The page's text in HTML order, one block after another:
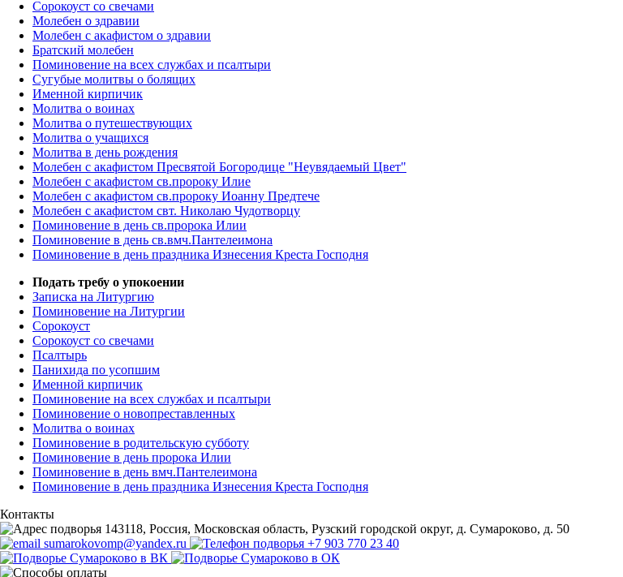
Сорокоуст со свечами
Молебен о здравии
Молебен с акафистом о здравии
Братский молебен
Поминовение на всех службах и псалтыри
Сугубые молитвы о болящих
Именной кирпичик
Молитва о воинах
Молитва о путешествующих
Молитва о учащихся
Молитва в день рождения
Молебен с акафистом Пресвятой Богородице "Неувядаемый Цвет"
Молебен с акафистом св.пророку Илие
Молебен с акафистом св.пророку Иоанну Предтече
Молебен с акафистом свт. Николаю Чудотворцу
Поминовение в день св.пророка Илии
Поминовение в день св.вмч.Пантелеимона
Поминовение в день праздника Изнесения Креста Господня
Подать требу о упокоении
Записка на Литургию
Поминовение на Литургии
Сорокоуст
Сорокоуст со свечами
Псалтырь
Панихида по усопшим
Именной кирпичик
Поминовение на всех службах и псалтыри
Поминовение о новопреставленных
Молитва о воинах
Поминовение в родительскую субботу
Поминовение в день пророка Илии
Поминовение в день вмч.Пантелеимона
Поминовение в день праздника Изнесения Креста Господня
Контакты
143118, Россия, Московская область, Рузский городской округ, д. Сумароково, д. 50
sumarokovomp@yandex.ru
+7 903 770 23 40